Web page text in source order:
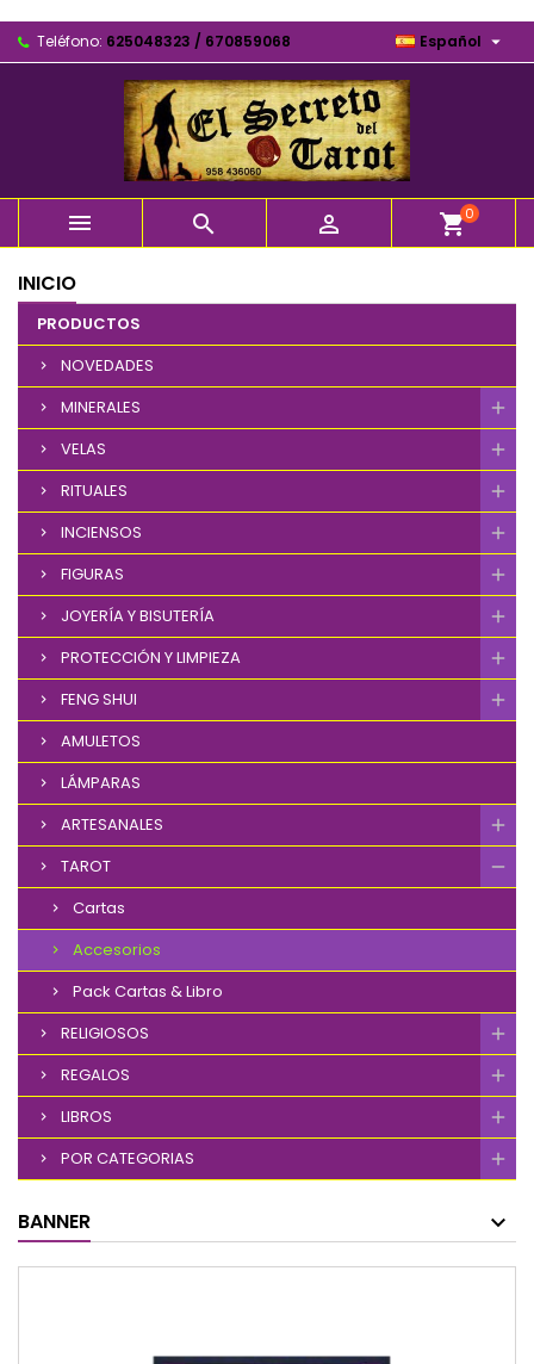
Teléfono: 625048323 / 670859068 Español 
   shopping_cart0
INICIO
PRODUCTOS
NOVEDADES
MINERALES
VELAS
RITUALES
INCIENSOS
FIGURAS
JOYERÍA Y BISUTERÍA
PROTECCIÓN Y LIMPIEZA
FENG SHUI
AMULETOS
LÁMPARAS
ARTESANALES
TAROT
Cartas
Accesorios
Pack Cartas & Libro
RELIGIOSOS
REGALOS
LIBROS
POR CATEGORIAS
BANNER